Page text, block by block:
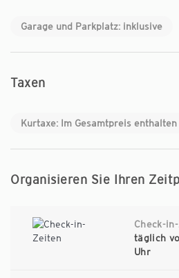
Garage und Parkplatz: inklusive
Taxen
Kurtaxe: Im Gesamtpreis enthalten
Organisieren Sie Ihren
Check-
täglich
Uhr